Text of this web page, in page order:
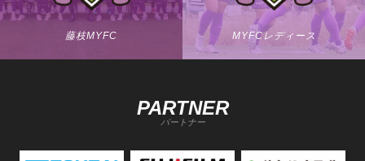
藤枝MYFC MYFCレディース
PARTNER
パートナー